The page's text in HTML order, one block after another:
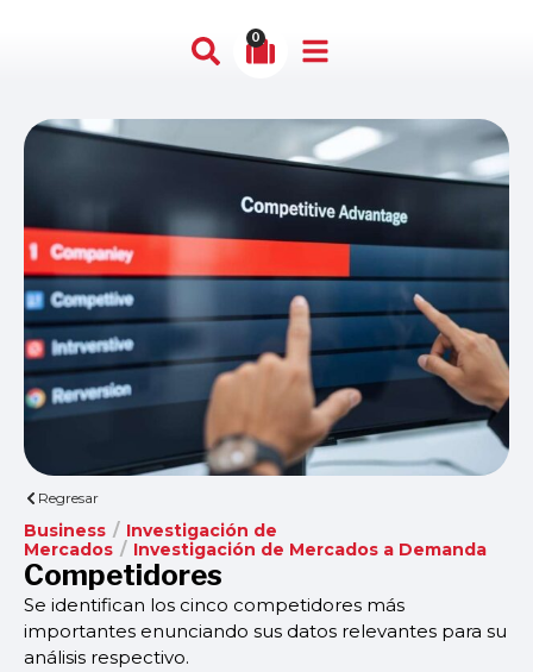
0
Regresar
Business / Investigación de
Mercados / Investigación de Mercados a Demanda
Competidores
Se identifican los cinco competidores más
importantes enunciando sus datos relevantes para su
análisis respectivo.